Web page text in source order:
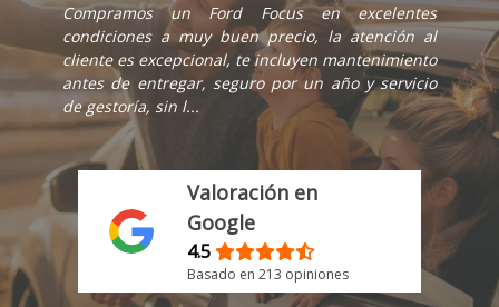
Compramos un Ford Focus en excelentes
condiciones a muy buen precio, la atención al
cliente es excepcional, te incluyen mantenimiento
antes de entregar, seguro por un año y servicio
de gestoría, sin l...
Valoración en
Google
4.5
Basado en 213 opiniones